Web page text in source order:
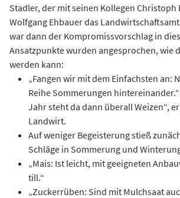
Stadler, der mit seinen Kollegen Christoph
Wolfgang Ehbauer das Landwirtschaftsamt
war dann der Kompromissvorschlag in
Ansatzpunkte wurden angesprochen, wie
werden kann:
„Fangen wir mit dem Einfachsten an:
Reihe Sommerungen
Jahr steht da dann überall Weizen“,
Landwirt.
Auf weniger Begeisterung stieß
Schläge in Sommerung und
„Mais: Ist leicht, mit geeigneten
till.“
„Zuckerrüben: Sind mit Mulchsaat